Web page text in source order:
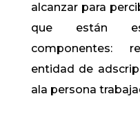
alcanzar para
que están
componentes:
entidad de
ala persona